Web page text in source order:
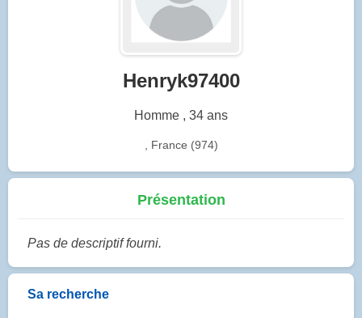
Henryk97400
Homme , 34 ans
, France (974)
Présentation
Pas de descriptif fourni.
Sa recherche